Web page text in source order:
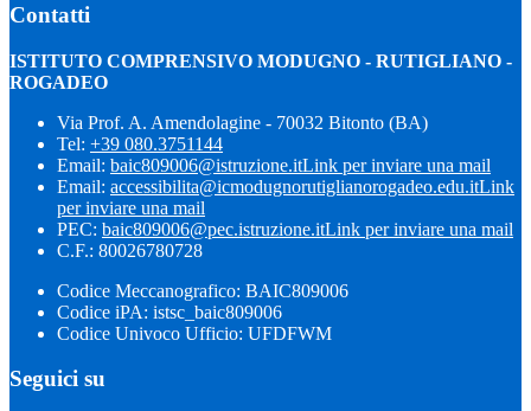
Contatti
ISTITUTO COMPRENSIVO MODUGNO - RUTIGLIANO -
ROGADEO
Via Prof. A. Amendolagine - 70032 Bitonto (BA)
Tel: +39 080.3751144
Email: baic809006@istruzione.itLink per inviare una mail
Email: accessibilita@icmodugnorutiglianorogadeo.edu.itLink
per inviare una mail
PEC: baic809006@pec.istruzione.itLink per inviare una mail
C.F.: 80026780728
Codice Meccanografico: BAIC809006
Codice iPA: istsc_baic809006
Codice Univoco Ufficio: UFDFWM
Seguici su